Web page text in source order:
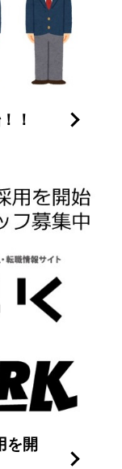
！
を開